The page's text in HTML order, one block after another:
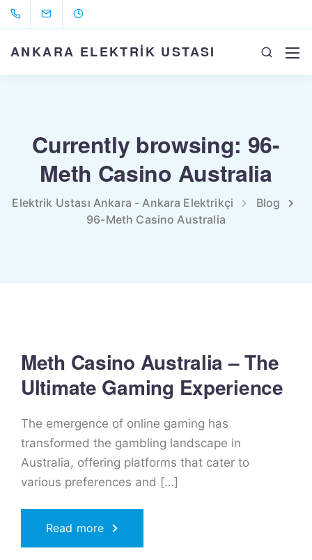
ANKARA ELEKTRİK USTASI
Currently browsing: 96-
Meth Casino Australia
Elektrik Ustası Ankara - Ankara Elektrikçi
Blog
96-Meth Casino Australia
Meth Casino Australia – The
Ultimate Gaming Experience
The emergence of online gaming has
transformed the gambling landscape in
Australia, offering platforms that cater to
various preferences and […]
Read more